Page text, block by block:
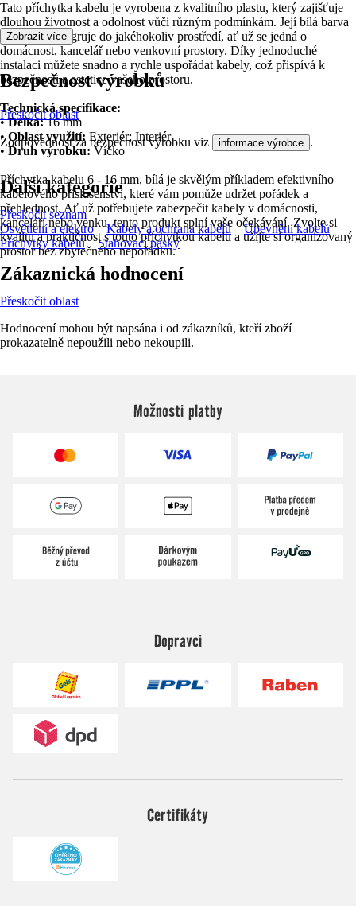
Tato příchytka kabelu je vyrobena z kvalitního plastu, který zajišťuje
dlouhou životnost a odolnost vůči různým podmínkám. Její bílá barva
se snadno integruje do jakéhokoliv prostředí, ať už se jedná o
domácnost, kancelář nebo venkovní prostory. Díky jednoduché
instalaci můžete snadno a rychle uspořádat kabely, což přispívá k
bezpečnosti a estetice vašeho prostoru.
Technická specifikace:
•Délka:16 mm
•Oblast využití: Exteriér; Interiér
•Druh výrobku:Víčko
Příchytka kabelu 6 - 16 mm, bílá je skvělým příkladem efektivního
kabelového příslušenství, které vám pomůže udržet pořádek a
přehlednost. Ať už potřebujete zabezpečit kabely v domácnosti,
kanceláři nebo venku, tento produkt splní vaše očekávání. Zvolte si
kvalitu a praktičnost s touto příchytkou kabelu a užijte si organizovaný
prostor bez zbytečného nepořádku.
Zobrazit více
Bezpečnost výrobků
Přeskočit oblast
Zodpovědnost za bezpečnost výrobku viz informace výrobce .
Další kategorie
Přeskočit seznam
Osvětlení a elektro
Kabely a ochrana kabelů
Upevnění kabelů
Příchytky kabelů
Stahovací pásky
Zákaznická hodnocení
Přeskočit oblast
Hodnocení mohou být napsána i od zákazníků, kteří zboží
prokazatelně nepoužili nebo nekoupili.
Možnosti platby
Dopravci
Certifikáty